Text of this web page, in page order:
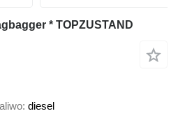
* TOPZUSTAND
diesel